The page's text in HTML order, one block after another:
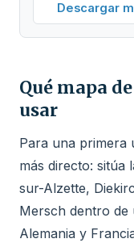
Descargar
Qué mapa
usar
Para una primera
más directo: sitúa
sur-Alzette,
Mersch dentro de
Alemania y